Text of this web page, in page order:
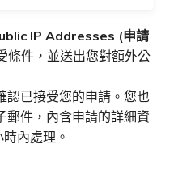
IP Addresses (申請
條件，並送出您對額外公
認已接受您的申請。您也
郵件，內含申請的詳細資
內處理。